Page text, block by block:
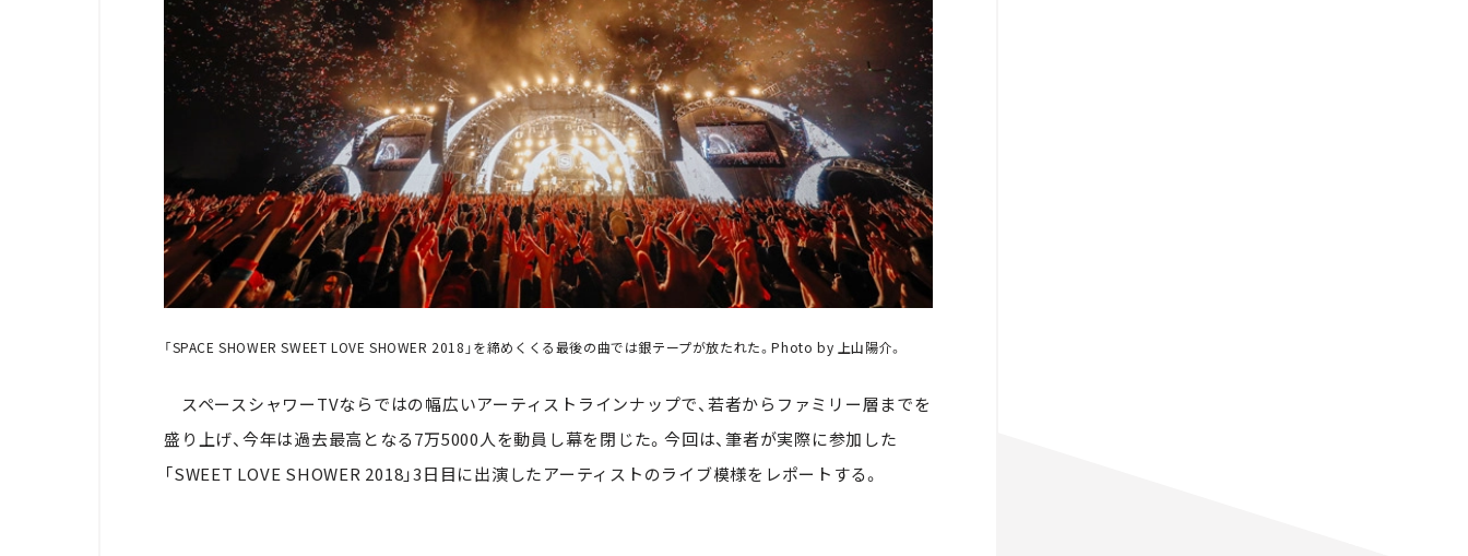
「SPACE SHOWER SWEET LOVE SHOWER 2018」を締めくくる最後の曲では銀テープが放たれた。Photo by 上山陽介。
スペースシャワーTVならではの幅広いアーティストラインナップで、若者からファミリー層までを
盛り上げ、今年は過去最高となる7万5000人を動員し幕を閉じた。今回は、筆者が実際に参加した
「SWEET LOVE SHOWER 2018」3日目に出演したアーティストのライブ模様をレポートする。